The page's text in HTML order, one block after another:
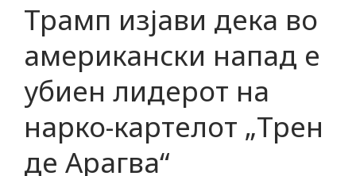
Трамп изјави дека во
американски напад е
убиен лидерот на
нарко-картелот „Трен
де Арагва“